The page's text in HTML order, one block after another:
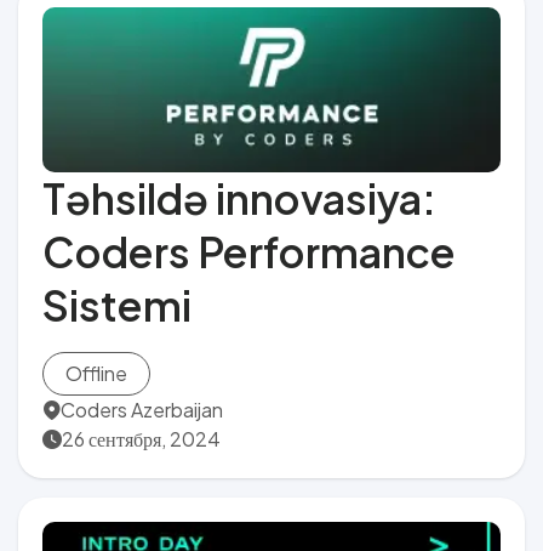
Təhsildə innovasiya:
Coders Performance
Sistemi
Offline
Coders Azerbaijan
26 сентября, 2024